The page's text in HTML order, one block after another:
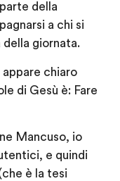
della
a chi si
della giornata.
chiaro
di Gesù è: Fare
Mancuso, io
, e quindi
è la tesi